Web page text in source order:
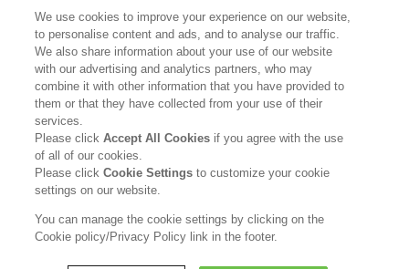
Home 花王について
サステナビリティ イノベーション
ブランド 投資家情報
ニュースルーム 採用情報
利用規約 花王のアクセシビリティ 個人情報保護方針
We use cookies to improve your experience on our website,
to personalise content and ads, and to analyse our traffic.
We also share information about your use of our website
with our advertising and analytics partners, who may
combine it with other information that you have provided to
them or that they have collected from your use of their
services.
Please clickAccept All Cookies if you agree with the use
of all of our cookies.
Please clickCookie Settingsto customize your cookie
settings on our website.
You can manage the cookie settings by clicking on the
Cookie policy/Privacy Policy link in the footer.